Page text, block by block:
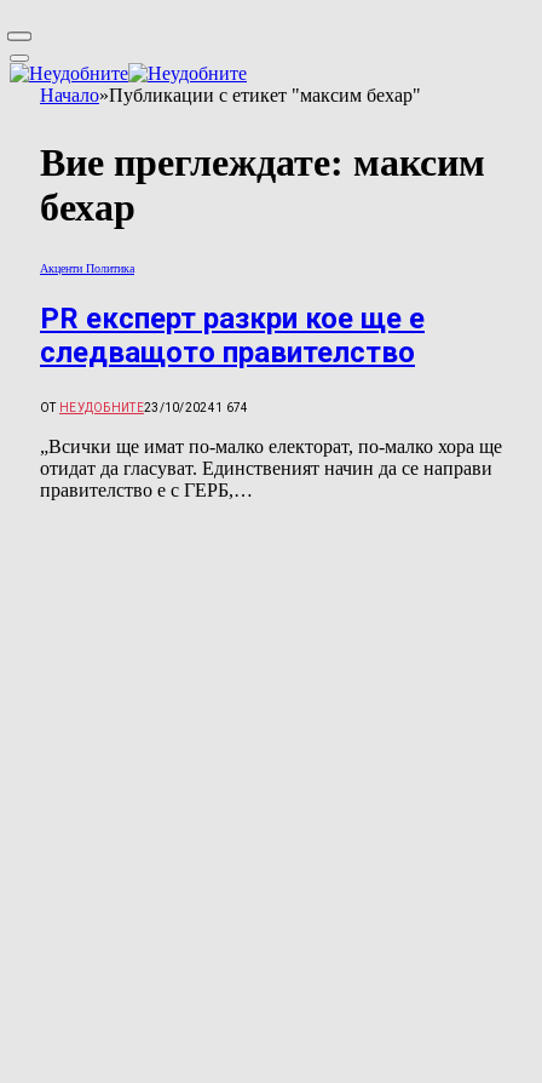
Начало»Публикации с етикет "максим бехар"
Вие преглеждате: максим
бехар
Акценти Политика
PR експерт разкри кое ще е
следващото правителство
ОТ НЕУДОБНИТЕ23/10/20241 674
„Всички ще имат по-малко електорат, по-малко хора ще
отидат да гласуват. Единственият начин да се направи
правителство е с ГЕРБ,…